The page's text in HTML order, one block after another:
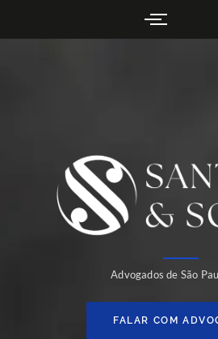
Advogados de São
FALAR COM